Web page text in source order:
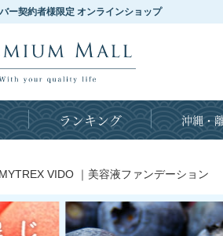
ー契約者様限定 オンラインショップ
ランキング 沖縄・
MYTREX VIDO ｜ 美容液ファンデーション